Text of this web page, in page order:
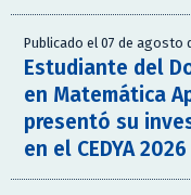
Publicado el 07 de agosto
Estudiante del
en Matemática
presentó su
en el CEDYA 2026